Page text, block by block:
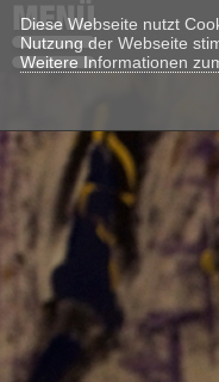
Diese Webseite nutzt
Nutzung der Webseite
Weitere Informationen